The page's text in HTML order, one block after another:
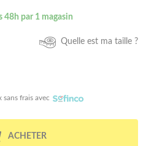
48h par 1 magasin
Quelle est ma taille ?
frais avec
ACHETER